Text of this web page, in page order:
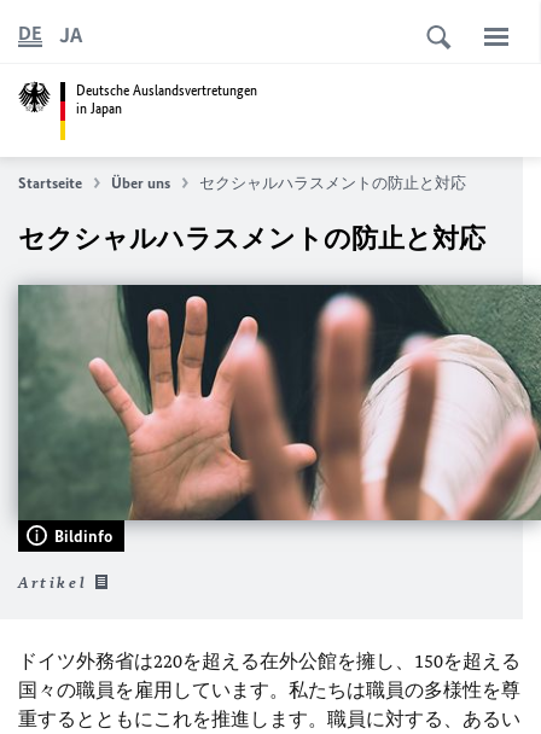
Deutsche Auslandsvertretungen
in Japan
DE JA
Startseite Über uns セクシャルハラスメントの防止と対応
セクシャルハラスメントの防止と対応
Bildinfo
Artikel
ドイツ外務省は220を超える在外公館を擁し、150を超える
国々の職員を雇用しています。私たちは職員の多様性を尊
重するとともにこれを推進します。職員に対する、あるい